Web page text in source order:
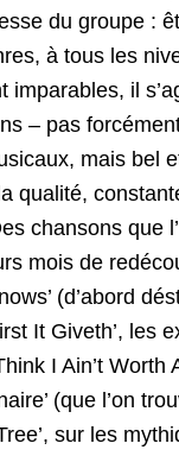
du groupe :
à tous les
imparables, il
– pas
mais bel
qualité,
chansons que
mois de
(d’abord
It Giveth’, les
I Ain’t Worth
(que l’on
sur les